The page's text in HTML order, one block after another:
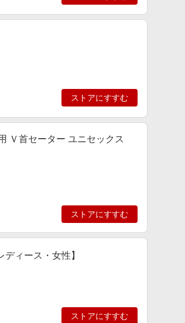
ストアにすすむ
Ｖ首セーター ユニセックス
ストアにすすむ
ィース・女性】
ストアにすすむ